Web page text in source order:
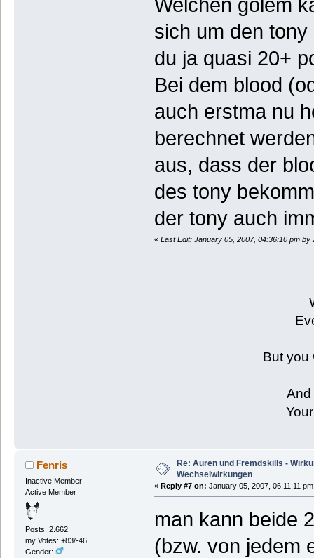
Welchen golem
sich um den
du ja quasi 20+
Bei dem blood
auch erstma nu
berechnet
aus, dass der
des tony
der tony auch
« Last Edit: January 05, 2007, 04:36:10 pm by
But you
And
Fenris
Inactive Member
Active Member
Posts: 2.662
my Votes: +83/-46
Gender:
Re: Auren und Fremdskills -
Wechselwirkungen
« Reply #7 on: January 05, 2007, 06:11:11
man kann beide
(bzw. von jedem